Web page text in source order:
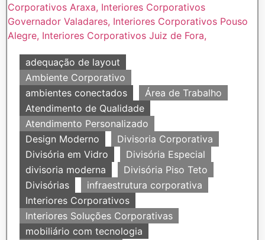
adequação de layout
Ambiente Corporativo
ambientes conectados
Área de Trabalho
Atendimento de Qualidade
Atendimento Personalizado
Design Moderno
Divisoria Corporativa
Divisória em Vidro
Divisória Especial
divisoria moderna
Divisória Piso Teto
Divisórias
infraestrutura corporativa
Interiores Corporativos
Interiores Soluções Corporativas
mobiliário com tecnologia